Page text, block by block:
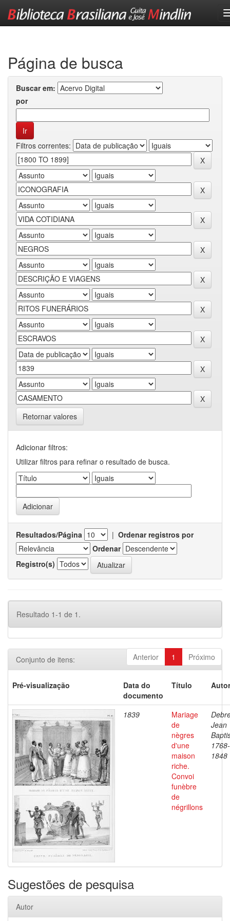
Página de busca
Buscar em:
por
Filtros correntes:
Retornar valores
Adicionar filtros:
Utilizar filtros para refinar o resultado de busca.
Resultados/Página | Ordenar registros por
Ordenar
Registro(s)
Resultado 1-1 de 1.
Anterior 1 Próximo
Conjunto de itens:
Pré-visualização
Data do
documento
Título
1839
Mariage
de
nègres
d'une
maison
riche.
Convoi
funèbre
de
négrillons
Jean
1768-
1848
Sugestões de pesquisa
Autor